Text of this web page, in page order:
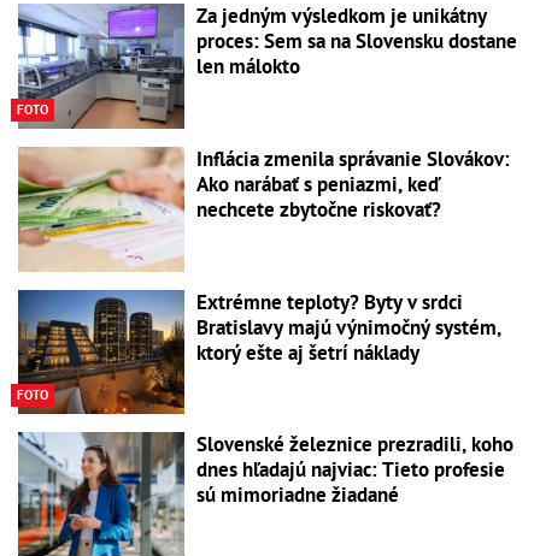
FOTO
Za jedným výsledkom je unikátny
proces: Sem sa na Slovensku dostane
len málokto
Inflácia zmenila správanie Slovákov:
Ako narábať s peniazmi, keď
nechcete zbytočne riskovať?
FOTO
Extrémne teploty? Byty v srdci
Bratislavy majú výnimočný systém,
ktorý ešte aj šetrí náklady
Slovenské železnice prezradili, koho
dnes hľadajú najviac: Tieto profesie
sú mimoriadne žiadané